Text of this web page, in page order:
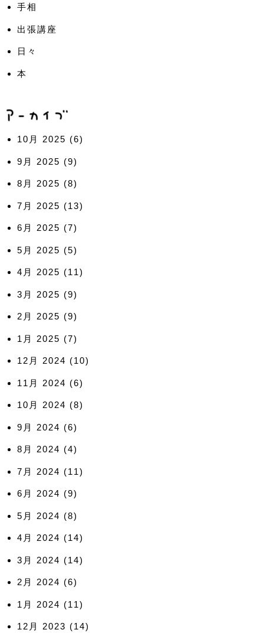
手相
出張講座
日々
本
10月 2025 (6)
9月 2025 (9)
8月 2025 (8)
7月 2025 (13)
6月 2025 (7)
5月 2025 (5)
4月 2025 (11)
3月 2025 (9)
2月 2025 (9)
1月 2025 (7)
12月 2024 (10)
11月 2024 (6)
10月 2024 (8)
9月 2024 (6)
8月 2024 (4)
7月 2024 (11)
6月 2024 (9)
5月 2024 (8)
4月 2024 (14)
3月 2024 (14)
2月 2024 (6)
1月 2024 (11)
12月 2023 (14)